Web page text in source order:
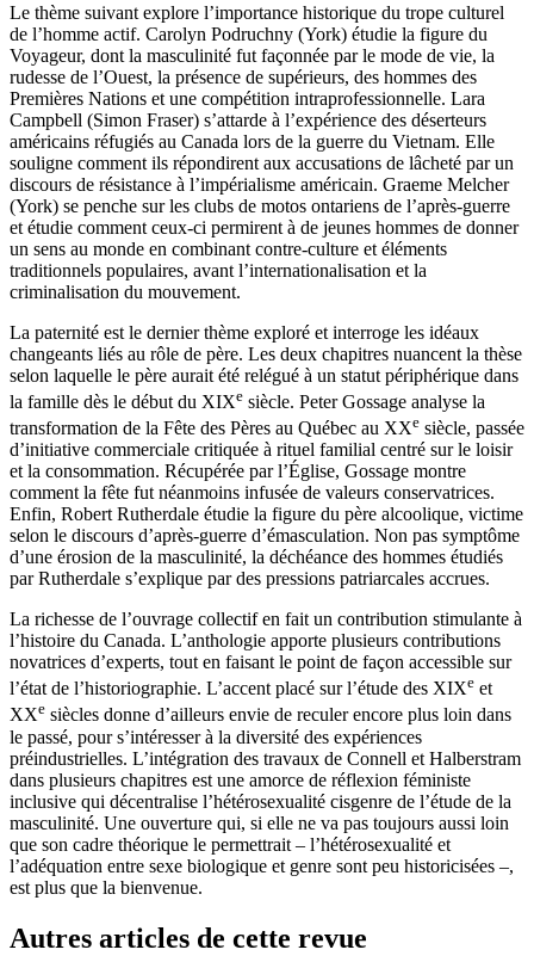
Le thème suivant explore l’importance historique du trope culturel
de l’homme actif. Carolyn Podruchny (York) étudie la figure du
Voyageur, dont la masculinité fut façonnée par le mode de vie, la
rudesse de l’Ouest, la présence de supérieurs, des hommes des
Premières Nations et une compétition intraprofessionnelle. Lara
Campbell (Simon Fraser) s’attarde à l’expérience des déserteurs
américains réfugiés au Canada lors de la guerre du Vietnam. Elle
souligne comment ils répondirent aux accusations de lâcheté par un
discours de résistance à l’impérialisme américain. Graeme Melcher
(York) se penche sur les clubs de motos ontariens de l’après-guerre
et étudie comment ceux-ci permirent à de jeunes hommes de donner
un sens au monde en combinant contre-culture et éléments
traditionnels populaires, avant l’internationalisation et la
criminalisation du mouvement.
La paternité est le dernier thème exploré et interroge les idéaux
changeants liés au rôle de père. Les deux chapitres nuancent la thèse
selon laquelle le père aurait été relégué à un statut périphérique dans
la famille dès le début du XIXe siècle. Peter Gossage analyse la
transformation de la Fête des Pères au Québec au XXe siècle, passée
d’initiative commerciale critiquée à rituel familial centré sur le loisir
et la consommation. Récupérée par l’Église, Gossage montre
comment la fête fut néanmoins infusée de valeurs conservatrices.
Enfin, Robert Rutherdale étudie la figure du père alcoolique, victime
selon le discours d’après-guerre d’émasculation. Non pas symptôme
d’une érosion de la masculinité, la déchéance des hommes étudiés
par Rutherdale s’explique par des pressions patriarcales accrues.
La richesse de l’ouvrage collectif en fait un contribution stimulante à
l’histoire du Canada. L’anthologie apporte plusieurs contributions
novatrices d’experts, tout en faisant le point de façon accessible sur
l’état de l’historiographie. L’accent placé sur l’étude des XIXe et
XXe siècles donne d’ailleurs envie de reculer encore plus loin dans
le passé, pour s’intéresser à la diversité des expériences
préindustrielles. L’intégration des travaux de Connell et Halberstram
dans plusieurs chapitres est une amorce de réflexion féministe
inclusive qui décentralise l’hétérosexualité cisgenre de l’étude de la
masculinité. Une ouverture qui, si elle ne va pas toujours aussi loin
que son cadre théorique le permettrait – l’hétérosexualité et
l’adéquation entre sexe biologique et genre sont peu historicisées –,
est plus que la bienvenue.
Autres articles de cette revue